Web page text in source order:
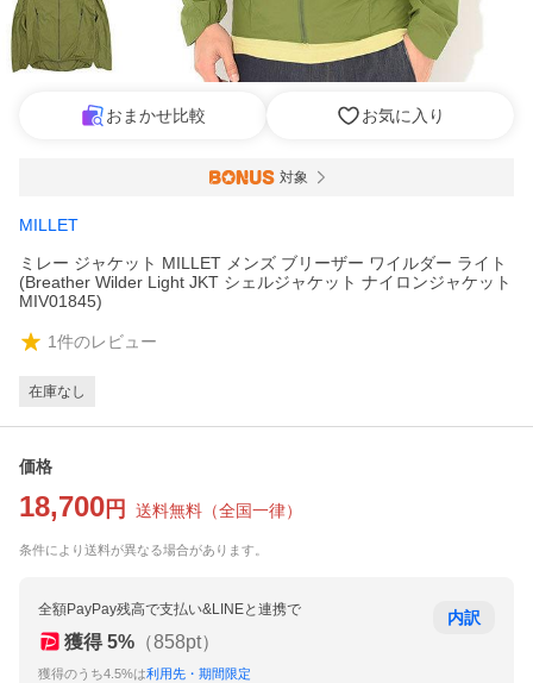
おまかせ比較 お気に入り
対象
MILLET
ミレー ジャケット MILLET メンズ ブリーザー ワイルダー ライト
(Breather Wilder Light JKT シェルジャケット ナイロンジャケット
MIV01845)
1件のレビュー
在庫なし
価格
18,700 円 送料無料 （全国一律）
条件により送料が異なる場合があります。
全額PayPay残高で支払い&LINEと連携で
獲得 5% （858pt）
獲得のうち4.5%は利用先・期間限定
内訳